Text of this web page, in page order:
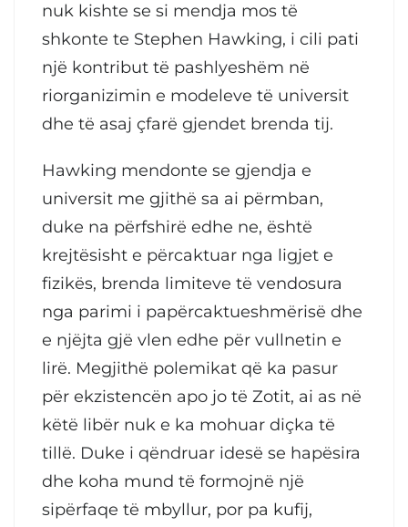
nuk kishte se si mendja mos të
shkonte te Stephen Hawking, i cili pati
një kontribut të pashlyeshëm në
riorganizimin e modeleve të universit
dhe të asaj çfarë gjendet brenda tij.
Hawking mendonte se gjendja e
universit me gjithë sa ai përmban,
duke na përfshirë edhe ne, është
krejtësisht e përcaktuar nga ligjet e
fizikës, brenda limiteve të vendosura
nga parimi i papërcaktueshmërisë dhe
e njëjta gjë vlen edhe për vullnetin e
lirë. Megjithë polemikat që ka pasur
për ekzistencën apo jo të Zotit, ai as në
këtë libër nuk e ka mohuar diçka të
tillë. Duke i qëndruar idesë se hapësira
dhe koha mund të formojnë një
sipërfaqe të mbyllur, por pa kufij,